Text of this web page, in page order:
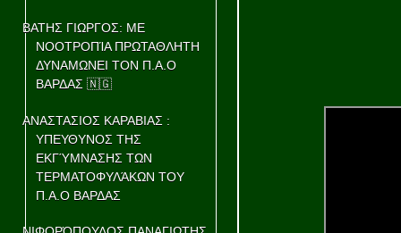
ΒΑΤΗΣ ΓΙΩΡΓΟΣ: ΜΕ
ΝΟΟΤΡΟΠΊΑ ΠΡΩΤΑΘΛΗΤΗ
ΔΥΝΑΜΩΝΕΙ ΤΟΝ Π.Α.Ο
ΒΑΡΔΑΣ 🇳🇬
ΑΝΑΣΤΑΣΙΟΣ ΚΑΡΑΒΙΑΣ :
ΥΠΕΥΘΥΝΟΣ ΤΗΣ
ΕΚΓΎΜΝΑΣΗΣ ΤΩΝ
ΤΕΡΜΑΤΟΦΥΛΆΚΩΝ ΤΟΥ
Π.Α.Ο ΒΑΡΔΑΣ